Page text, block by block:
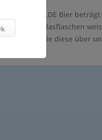
von GULDE Bier
Die Glasflaschen
wenn Sie diese über